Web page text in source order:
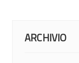
ARCHIVIO